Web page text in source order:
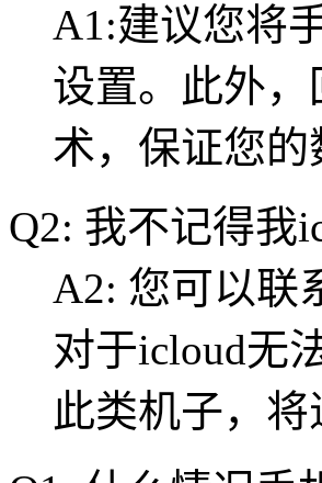
A1:建议您将
设置。此外
术，保证您的
Q2: 我不记得我
A2: 您可以联
对于icloud无
此类机子，